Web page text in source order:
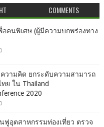
COMMENTS
อคนพิเศษ (ผู้มีความบกพร่องทาง
0
วามคิด ยกระดับความสามารถ
ย ใน Thailand
2020
0
อุตสาหกรรมท่องเที่ยว ตรวจ